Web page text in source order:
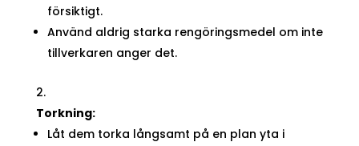
försiktigt.
Använd aldrig starka rengöringsmedel om inte
tillverkaren anger det.
Torkning:
Låt dem torka långsamt på en plan yta i